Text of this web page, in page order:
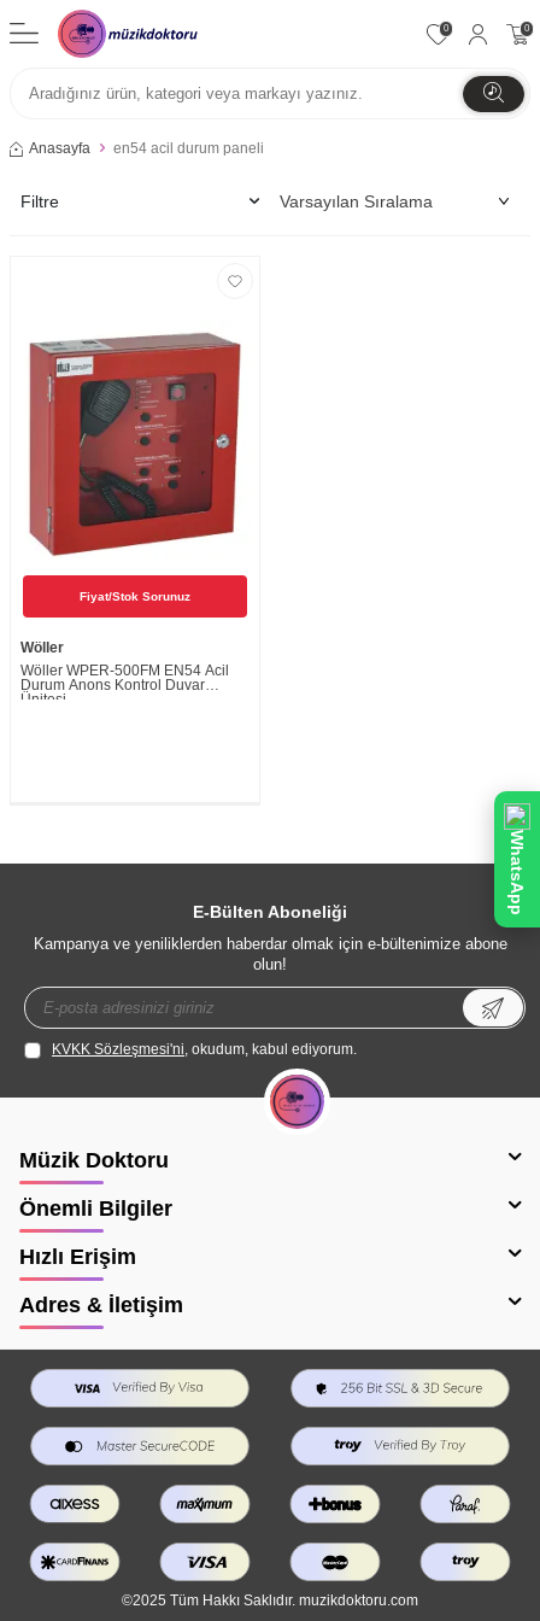
0 0
Anasayfa en54 acil durum paneli
Filtre
Fiyat/Stok Sorunuz
Wöller
Wöller WPER-500FM EN54 Acil
Durum Anons Kontrol Duvar
Ünitesi
E-Bülten Aboneliği
Kampanya ve yeniliklerden haberdar olmak için e-bültenimize abone
olun!
KVKK Sözleşmesi'ni, okudum, kabul ediyorum.
Müzik Doktoru
Önemli Bilgiler
Hızlı Erişim
Adres & İletişim
©2025 Tüm Hakkı Saklıdır. muzikdoktoru.com
WhatsApp